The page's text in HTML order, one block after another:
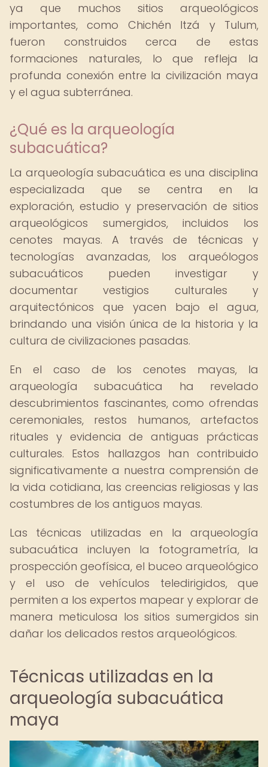
ya que muchos sitios arqueológicos
importantes, como Chichén Itzá y Tulum,
fueron construidos cerca de estas
formaciones naturales, lo que refleja la
profunda conexión entre la civilización maya
y el agua subterránea.
¿Qué es la arqueología
subacuática?
La arqueología subacuática es una disciplina
especializada que se centra en la
exploración, estudio y preservación de sitios
arqueológicos sumergidos, incluidos los
cenotes mayas. A través de técnicas y
tecnologías avanzadas, los arqueólogos
subacuáticos pueden investigar y
documentar vestigios culturales y
arquitectónicos que yacen bajo el agua,
brindando una visión única de la historia y la
cultura de civilizaciones pasadas.
En el caso de los cenotes mayas, la
arqueología subacuática ha revelado
descubrimientos fascinantes, como ofrendas
ceremoniales, restos humanos, artefactos
rituales y evidencia de antiguas prácticas
culturales. Estos hallazgos han contribuido
significativamente a nuestra comprensión de
la vida cotidiana, las creencias religiosas y las
costumbres de los antiguos mayas.
Las técnicas utilizadas en la arqueología
subacuática incluyen la fotogrametría, la
prospección geofísica, el buceo arqueológico
y el uso de vehículos teledirigidos, que
permiten a los expertos mapear y explorar de
manera meticulosa los sitios sumergidos sin
dañar los delicados restos arqueológicos.
Técnicas utilizadas en la
arqueología subacuática
maya